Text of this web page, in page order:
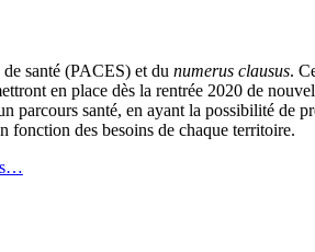
santé (PACES) et du numerus clausus.
en place dès la rentrée 2020 de
parcours santé, en ayant la possibilité de
fonction des besoins de chaque territoire.